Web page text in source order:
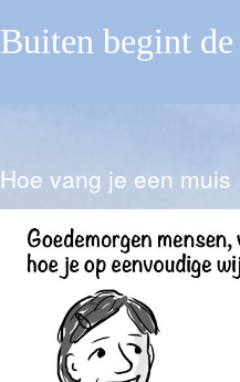
Buiten begint
Hoe vang je een muis